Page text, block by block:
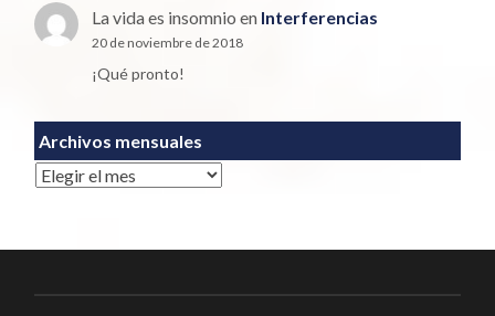
La vida es insomnio en Interferencias
20 de noviembre de 2018
¡Qué pronto!
Archivos mensuales
Archivos